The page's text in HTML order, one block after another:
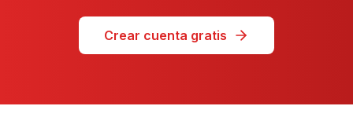
Crear cuenta gratis